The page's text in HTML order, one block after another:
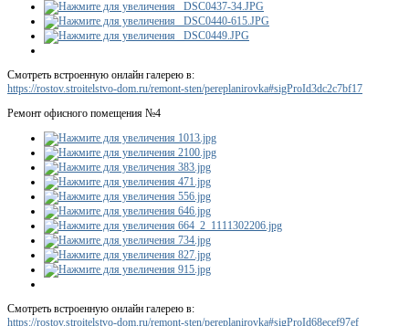
Смотреть встроенную онлайн галерею в:
https://rostov.stroitelstvo-dom.ru/remont-sten/pereplanirovka#sigProId3dc2c7bf17
Ремонт офисного помещения №4
Смотреть встроенную онлайн галерею в:
https://rostov.stroitelstvo-dom.ru/remont-sten/pereplanirovka#sigProId68ecef97ef